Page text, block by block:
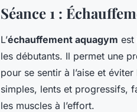
Séance 1 :
L’échauffement aquagym est
les débutants. Il permet une
pour se sentir à l’aise et
simples, lents et progressifs,
les muscles à l’effort.